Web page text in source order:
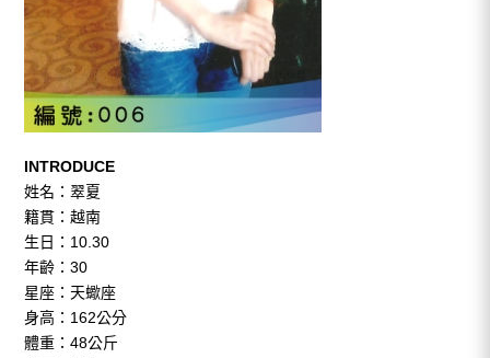
INTRODUCE
姓名：翠夏
籍貫：越南
生日：10.30
年齡：30
星座：天蠍座
身高：162公分
體重：48公斤